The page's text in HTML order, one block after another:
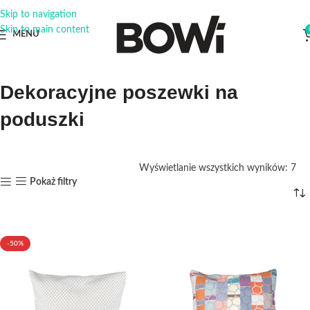
Skip to navigation
Skip to main content
MENU
Dekoracyjne poszewki na
poduszki
Pokaż filtry
Wyświetlanie wszystkich wyników: 7
-50%